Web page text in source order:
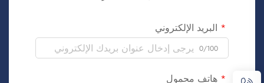
البريد الإلكتروني
0/100
هاتف محمول